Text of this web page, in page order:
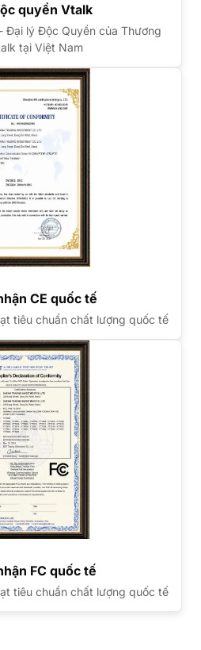
quyền Vtalk
Đại lý Độc Quyền của Thương
tại Việt Nam
CE quốc tế
tiêu chuẩn chất lượng quốc tế
FC quốc tế
tiêu chuẩn chất lượng quốc tế